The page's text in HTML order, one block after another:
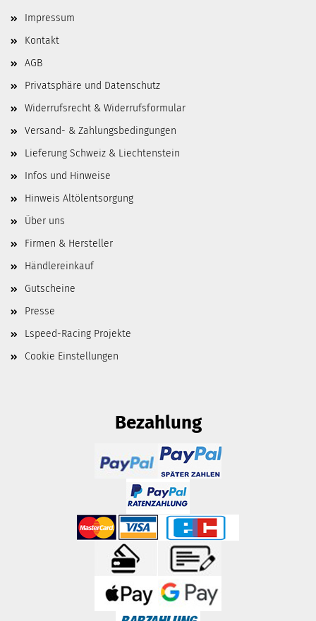
Impressum
Kontakt
AGB
Privatsphäre und Datenschutz
Widerrufsrecht & Widerrufsformular
Versand- & Zahlungsbedingungen
Lieferung Schweiz & Liechtenstein
Infos und Hinweise
Hinweis Altölentsorgung
Über uns
Firmen & Hersteller
Händlereinkauf
Gutscheine
Presse
Lspeed-Racing Projekte
Cookie Einstellungen
Bezahlung